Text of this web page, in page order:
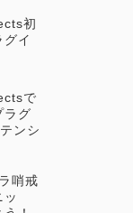
初
イ
で
ラグ
ンシ
哨戒